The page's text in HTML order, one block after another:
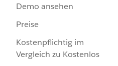
Demo ansehen
Preise
Kostenpflichtig im
Vergleich zu Kostenlos